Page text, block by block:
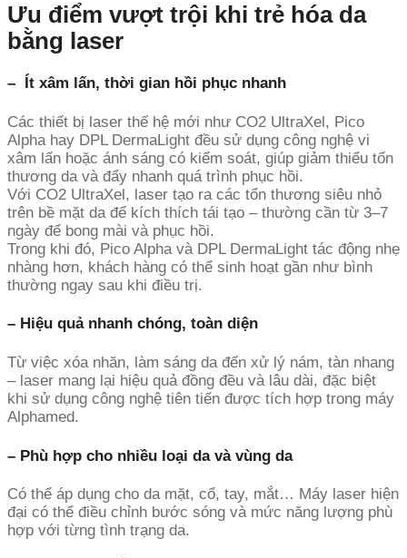
Ưu điểm vượt trội khi trẻ hóa da
bằng laser
– Ít xâm lấn, thời gian hồi phục nhanh
Các thiết bị laser thế hệ mới như CO2 UltraXel, Pico
Alpha hay DPL DermaLight đều sử dụng công nghệ vi
xâm lấn hoặc ánh sáng có kiểm soát, giúp giảm thiểu tổn
thương da và đẩy nhanh quá trình phục hồi.
Với CO2 UltraXel, laser tạo ra các tổn thương siêu nhỏ
trên bề mặt da để kích thích tái tạo – thường cần từ 3–7
ngày để bong mài và phục hồi.
Trong khi đó, Pico Alpha và DPL DermaLight tác động nhẹ
nhàng hơn, khách hàng có thể sinh hoạt gần như bình
thường ngay sau khi điều trị.
– Hiệu quả nhanh chóng, toàn diện
Từ việc xóa nhăn, làm sáng da đến xử lý nám, tàn nhang
– laser mang lại hiệu quả đồng đều và lâu dài, đặc biệt
khi sử dụng công nghệ tiên tiến được tích hợp trong máy
Alphamed.
– Phù hợp cho nhiều loại da và vùng da
Có thể áp dụng cho da mặt, cổ, tay, mắt… Máy laser hiện
đại có thể điều chỉnh bước sóng và mức năng lượng phù
hợp với từng tình trạng da.